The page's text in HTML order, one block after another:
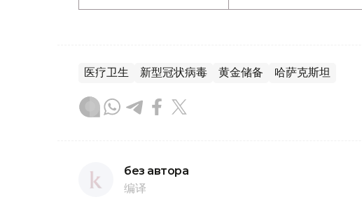
医疗卫生 新型冠状病毒 黄金储备 哈萨克斯坦
без автора
编译